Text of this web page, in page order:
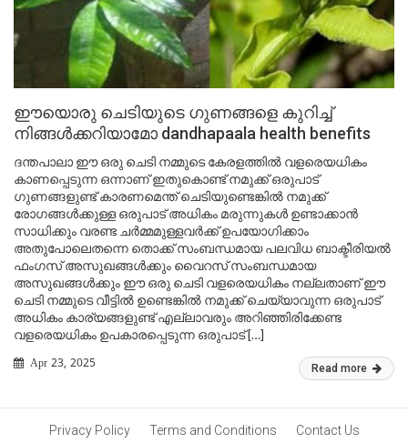
ഈയൊരു ചെടിയുടെ ഗുണങ്ങളെ കുറിച്ച്
നിങ്ങൾക്കറിയാമോ dandhapaala health benefits
ദന്തപാലാ ഈ ഒരു ചെടി നമ്മുടെ കേരളത്തിൽ വളരെയധികം
കാണപ്പെടുന്ന ഒന്നാണ് ഇതുകൊണ്ട് നമുക്ക് ഒരുപാട്
ഗുണങ്ങളുണ്ട് കാരണമെന്ത് ചെടിയുണ്ടെങ്കിൽ നമുക്ക്
രോഗങ്ങൾക്കുള്ള ഒരുപാട് അധികം മരുന്നുകൾ ഉണ്ടാക്കാൻ
സാധിക്കും വരണ്ട ചർമ്മമുള്ളവർക്ക് ഉപയോഗിക്കാം
അതുപോലെതന്നെ തൊക്ക് സംബന്ധമായ പലവിധ ബാക്ടീരിയൽ
ഫംഗസ് അസുഖങ്ങൾക്കും വൈറസ് സംബന്ധമായ
അസുഖങ്ങൾക്കും ഈ ഒരു ചെടി വളരെയധികം നല്ലതാണ് ഈ
ചെടി നമ്മുടെ വീട്ടിൽ ഉണ്ടെങ്കിൽ നമുക്ക് ചെയ്യാവുന്ന ഒരുപാട്
അധികം കാര്യങ്ങളുണ്ട് എല്ലാവരും അറിഞ്ഞിരിക്കേണ്ട
വളരെയധികം ഉപകാരപ്പെടുന്ന ഒരുപാട് […]
Apr 23, 2025 Read more
Privacy Policy Terms and Conditions Contact Us